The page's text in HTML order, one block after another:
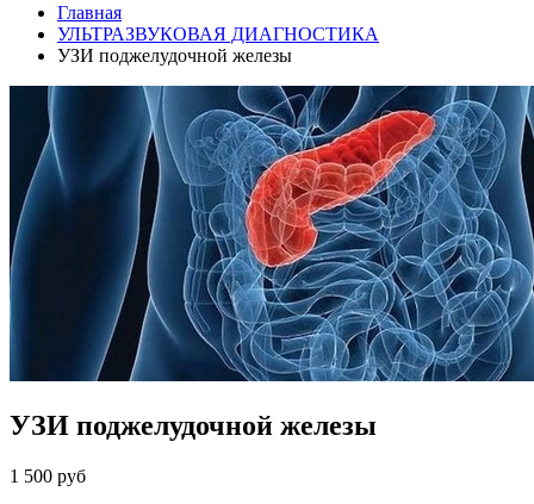
Главная
УЛЬТРАЗВУКОВАЯ ДИАГНОСТИКА
УЗИ поджелудочной железы
УЗИ поджелудочной железы
1 500 руб